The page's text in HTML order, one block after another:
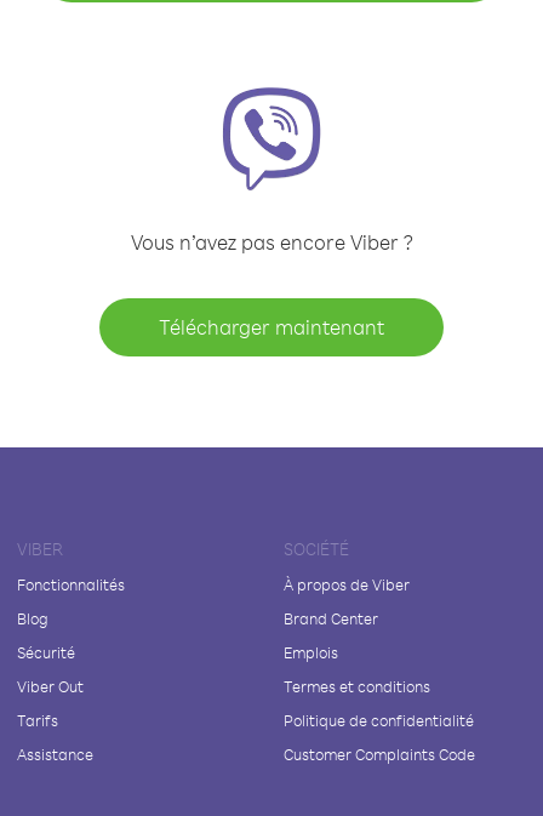
Vous n’avez pas encore Viber ?
Télécharger maintenant
VIBER
Fonctionnalités
Blog
Sécurité
Viber Out
Tarifs
Assistance
SOCIÉTÉ
À propos de Viber
Brand Center
Emplois
Termes et conditions
Politique de confidentialité
Customer Complaints Code